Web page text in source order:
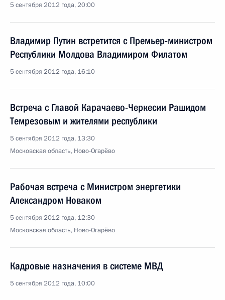
5 сентября 2012 года, 20:00
Владимир Путин встретится с Премьер-министром
Республики Молдова Владимиром Филатом
5 сентября 2012 года, 16:10
Встреча с Главой Карачаево-Черкесии Рашидом
Темрезовым и жителями республики
5 сентября 2012 года, 13:30
Московская область, Ново-Огарёво
Рабочая встреча с Министром энергетики
Александром Новаком
5 сентября 2012 года, 12:30
Московская область, Ново-Огарёво
Кадровые назначения в системе МВД
5 сентября 2012 года, 10:00